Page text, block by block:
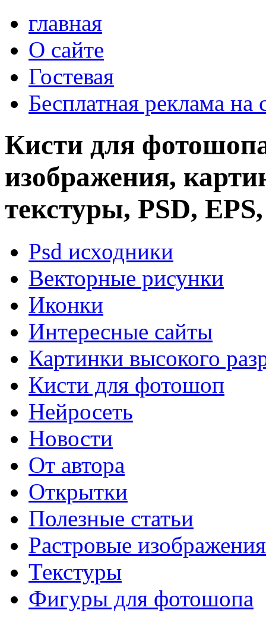
главная
О сайте
Гостевая
Бесплатная реклама на
Кисти для
изображения,
текстуры, PSD,
Psd исходники
Векторные рисунки
Иконки
Интересные сайты
Картинки высокого
Кисти для фотошоп
Нейросеть
Новости
От автора
Открытки
Полезные статьи
Растровые изображения
Текстуры
Фигуры для фотошопа